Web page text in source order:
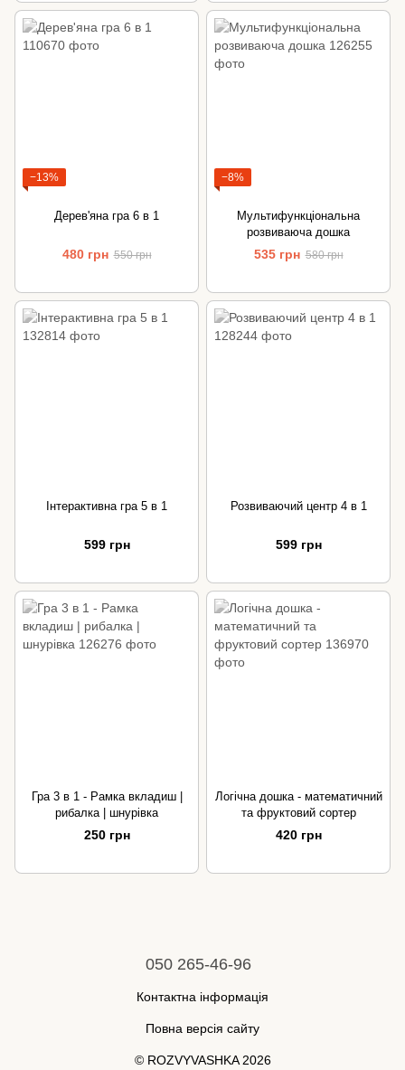
−13%
Дерев'яна гра 6 в 1
480 грн 550 грн
−8%
Мультифункціональна
розвиваюча дошка
535 грн 580 грн
Інтерактивна гра 5 в 1
599 грн
Розвиваючий центр 4 в 1
599 грн
Гра 3 в 1 - Рамка вкладиш |
рибалка | шнурівка
250 грн
Логічна дошка - математичний
та фруктовий сортер
420 грн
050 265-46-96
Контактна інформація
Повна версія сайту
© ROZVYVASHKA 2026